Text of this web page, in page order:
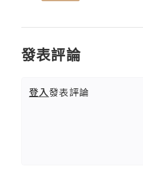
發表評論
登入發表評論